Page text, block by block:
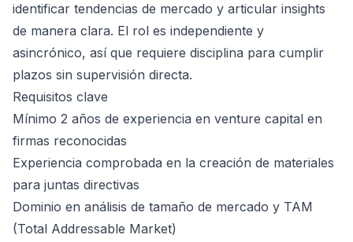
identificar tendencias de mercado y articular insights
de manera clara. El rol es independiente y
asincrónico, así que requiere disciplina para cumplir
plazos sin supervisión directa.
Requisitos clave
Mínimo 2 años de experiencia en venture capital en
firmas reconocidas
Experiencia comprobada en la creación de materiales
para juntas directivas
Dominio en análisis de tamaño de mercado y TAM
(Total Addressable Market)